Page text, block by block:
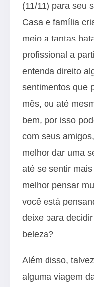
(11/11) para seu
Casa e família
meio a tantas
profissional a
entenda direito
sentimentos que
mês, ou até
bem, por isso
com seus
melhor dar uma
até se sentir
melhor pensar
você está
deixe para
beleza?
Além disso,
alguma viagem